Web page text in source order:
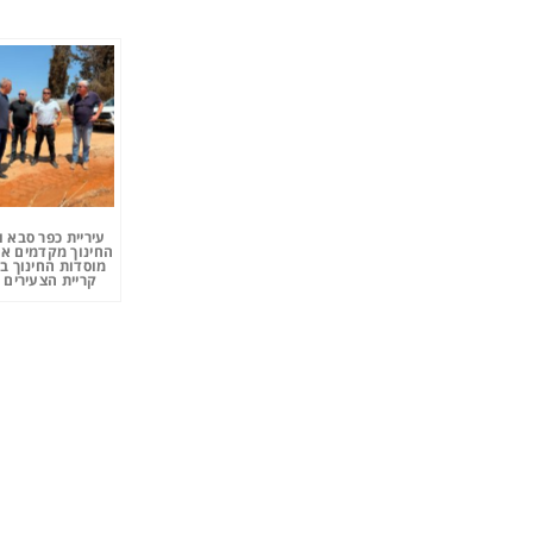
עיריית כפר
החינוך מקדמים
מוסדות החינוך
קריית